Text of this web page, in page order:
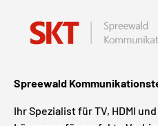
Spreewald
Ihr Spezialist für TV, HDMI